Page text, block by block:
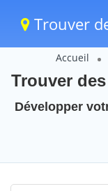
Trouver
Accueil
Trouver
Développer